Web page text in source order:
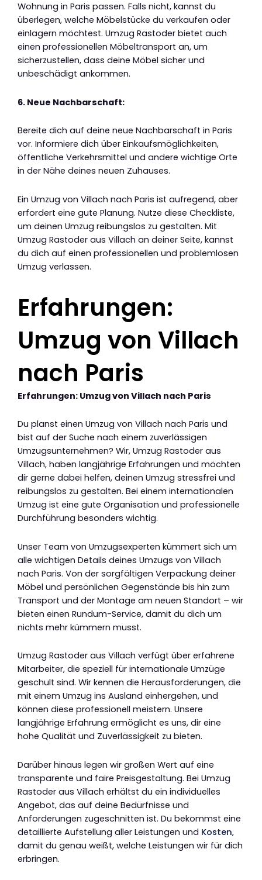
Wohnung in Paris passen. Falls nicht, kannst du
überlegen, welche Möbelstücke du verkaufen oder
einlagern möchtest. Umzug Rastoder bietet auch
einen professionellen Möbeltransport an, um
sicherzustellen, dass deine Möbel sicher und
unbeschädigt ankommen.
6. Neue Nachbarschaft:
Bereite dich auf deine neue Nachbarschaft in Paris
vor. Informiere dich über Einkaufsmöglichkeiten,
öffentliche Verkehrsmittel und andere wichtige Orte
in der Nähe deines neuen Zuhauses.
Ein Umzug von Villach nach Paris ist aufregend, aber
erfordert eine gute Planung. Nutze diese Checkliste,
um deinen Umzug reibungslos zu gestalten. Mit
Umzug Rastoder aus Villach an deiner Seite, kannst
du dich auf einen professionellen und problemlosen
Umzug verlassen.
Erfahrungen:
Umzug von Villach
nach Paris
Erfahrungen: Umzug von Villach nach Paris
Du planst einen Umzug von Villach nach Paris und
bist auf der Suche nach einem zuverlässigen
Umzugsunternehmen? Wir, Umzug Rastoder aus
Villach, haben langjährige Erfahrungen und möchten
dir gerne dabei helfen, deinen Umzug stressfrei und
reibungslos zu gestalten. Bei einem internationalen
Umzug ist eine gute Organisation und professionelle
Durchführung besonders wichtig.
Unser Team von Umzugsexperten kümmert sich um
alle wichtigen Details deines Umzugs von Villach
nach Paris. Von der sorgfältigen Verpackung deiner
Möbel und persönlichen Gegenstände bis hin zum
Transport und der Montage am neuen Standort – wir
bieten einen Rundum-Service, damit du dich um
nichts mehr kümmern musst.
Umzug Rastoder aus Villach verfügt über erfahrene
Mitarbeiter, die speziell für internationale Umzüge
geschult sind. Wir kennen die Herausforderungen, die
mit einem Umzug ins Ausland einhergehen, und
können diese professionell meistern. Unsere
langjährige Erfahrung ermöglicht es uns, dir eine
hohe Qualität und Zuverlässigkeit zu bieten.
Darüber hinaus legen wir großen Wert auf eine
transparente und faire Preisgestaltung. Bei Umzug
Rastoder aus Villach erhältst du ein individuelles
Angebot, das auf deine Bedürfnisse und
Anforderungen zugeschnitten ist. Du bekommst eine
detaillierte Aufstellung aller Leistungen und Kosten,
damit du genau weißt, welche Leistungen wir für dich
erbringen.